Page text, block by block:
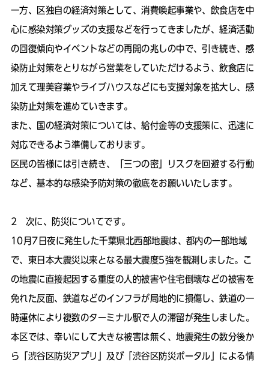
一方、区独自の経済対策として、消費喚起事業や、飲食店を中
心に感染対策グッズの支援などを行ってきましたが、経済活動
の回復傾向やイベントなどの再開の兆しの中で、引き続き、感
染防止対策をとりながら営業をしていただけるよう、飲食店に
加えて理美容業やライブハウスなどにも支援対象を拡大し、感
染防止対策を進めていきます。
また、国の経済対策については、給付金等の支援策に、迅速に
対応できるよう準備しております。
区民の皆様には引き続き、「三つの密」リスクを回避する行動
など、基本的な感染予防対策の徹底をお願いいたします。
2 次に、防災についてです。
10月7日夜に発生した千葉県北西部地震は、都内の一部地域
で、東日本大震災以来となる最大震度5強を観測しました。こ
の地震に直接起因する重度の人的被害や住宅倒壊などの被害を
免れた反面、鉄道などのインフラが局地的に損傷し、鉄道の一
時運休により複数のターミナル駅で人の滞留が発生しました。
本区では、幸いにして大きな被害は無く、地震発生の数分後か
ら「渋谷区防災アプリ」及び「渋谷区防災ポータル」による情